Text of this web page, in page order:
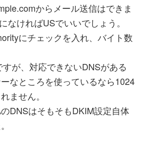
からメール送信はできま
なければUSでいいでしょう。
にチェックを入れ、バイト数
が、対応できないDNSがある
なところを使っているなら1024
ません。
DNSはそもそもDKIM設定自体